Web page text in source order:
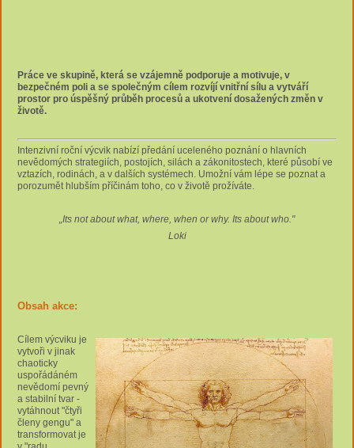
Práce ve skupině, která se vzájemně podporuje a motivuje, v
bezpečném poli a se společným cílem rozvíjí vnitřní sílu a vytváří
prostor pro úspěšný průběh procesů a ukotvení dosažených změn v
životě.
Intenzivní roční výcvik nabízí předání uceleného poznání o hlavních
nevědomých strategiích, postojích, silách a zákonitostech, které působí ve
vztazích, rodinách, a v dalších systémech. Umožní vám lépe se poznat a
porozumět hlubším příčinám toho, co v životě prožíváte.
„Its not about what, where, when or why. Its about who."
Loki
Obsah akce:
Cílem výcviku je
vytvoři v jinak
chaoticky
uspořádáném
nevědomí pevný
a stabilní tvar -
vytáhnout "čtyři
členy gengu" a
transformovat je